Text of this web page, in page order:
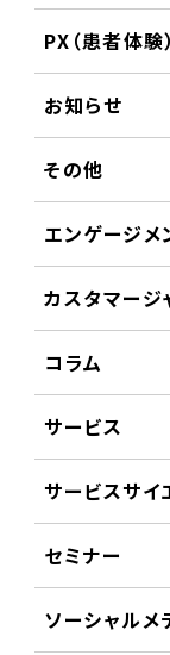
PX（患者体験）
お知らせ
その他
エンゲージメ
カスタマージ
コラム
サービス
サービスサイ
セミナー
ソーシャルメ